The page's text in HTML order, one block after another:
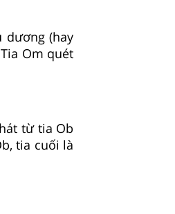
dương (hay
Om quét
từ tia Ob
tia cuối là